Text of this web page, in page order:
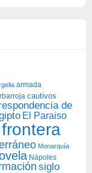
armada
cautivos
de
El Paraiso
frontera
Monarquía
Nápoles
siglo